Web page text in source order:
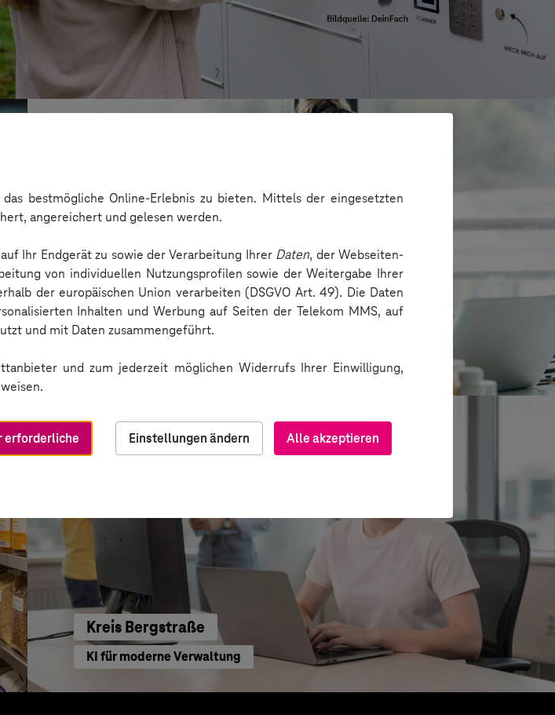
bestmögliche Online-Erlebnis zu bieten. Mittels der eingesetzten
angereichert und gelesen werden.
Ihr Endgerät zu sowie der Verarbeitung Ihrer Daten, der Webseiten-
von individuellen Nutzungsprofilen sowie der Weitergabe Ihrer
der europäischen Union verarbeiten (DSGVO Art. 49). Die Daten
Inhalten und Werbung auf Seiten der Telekom MMS, auf
und mit Daten zusammengeführt.
und zum jederzeit möglichen Widerrufs Ihrer Einwilligung,
Alle akzeptieren
erforderliche
Einstellungen ändern
BARMER
Sichere Kommunikation über Messenger
Kreis Bergstraße
KI für moderne Verwaltung